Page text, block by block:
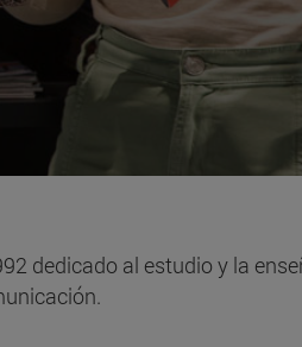
dedicado al estudio y la